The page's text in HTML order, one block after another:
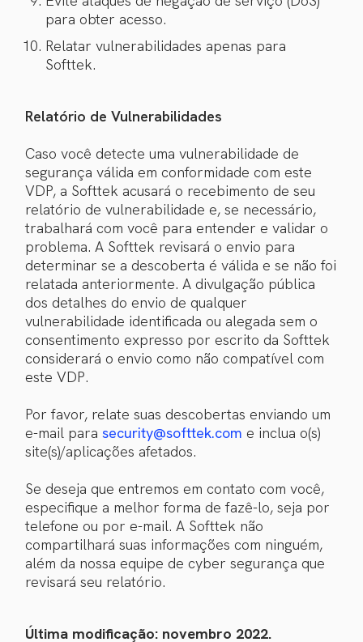
para obter acesso.
Relatar vulnerabilidades apenas para
Softtek.
Relatório de Vulnerabilidades
Caso você detecte uma vulnerabilidade de
segurança válida em conformidade com este
VDP, a Softtek acusará o recebimento de seu
relatório de vulnerabilidade e, se necessário,
trabalhará com você para entender e validar o
problema. A Softtek revisará o envio para
determinar se a descoberta é válida e se não foi
relatada anteriormente. A divulgação pública
dos detalhes do envio de qualquer
vulnerabilidade identificada ou alegada sem o
consentimento expresso por escrito da Softtek
considerará o envio como não compatível com
este VDP.
Por favor, relate suas descobertas enviando um
e-mail parasecurity@softtek.com e inclua o(s)
site(s)/aplicações afetados.
Se deseja que entremos em contato com você,
especifique a melhor forma de fazê-lo, seja por
telefone ou por e-mail. A Softtek não
compartilhará suas informações com ninguém,
além da nossa equipe de cyber segurança que
revisará seu relatório.
Última modificação: novembro 2022.